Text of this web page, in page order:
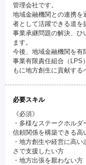
管理会社です。
地域金融機関との連携を
者として活躍できる道を
事業承継問題の解決、ひ
ます。
今後、地域金融機関を有
事業有限責任組合（LPS
もに地方創生に貢献する
必要スキル
《必須》
・多様なステークホル
信頼関係を構築できる高
・地方創生や経営に高
さで支援したい方
・地方出張を厭わない方